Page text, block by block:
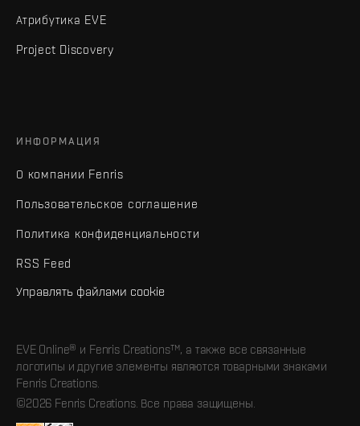
Атрибутика EVE
Project Discovery
ИНФОРМАЦИЯ
О компании Fenris
Пользовательское соглашение
Политика конфиденциальности
RSS Feed
Управлять файлами cookie
EVE Online® и Fenris Creations™, а также все связанные
логотипы и другие элементы являются товарными знаками
Fenris Creations.
©2026 Fenris Creations. Все права защищены.